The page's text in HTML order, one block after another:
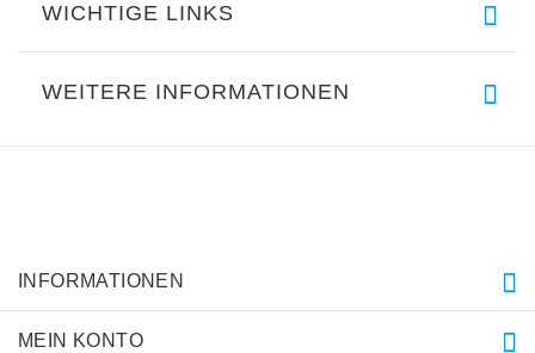
WICHTIGE LINKS
WEITERE INFORMATIONEN
INFORMATIONEN
MEIN KONTO